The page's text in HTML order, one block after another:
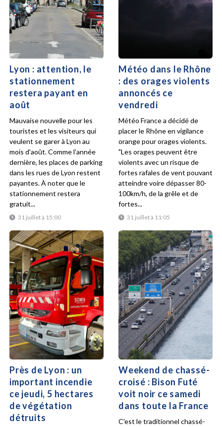
Lyon : attention, le
stationnement
restera payant en
août
31 juillet à 15:00
Mauvaise nouvelle pour les
touristes et les visiteurs qui
veulent se garer à Lyon au
mois d'août. Comme l'année
dernière, les places de parking
dans les rues de Lyon restent
payantes. À noter que le
stationnement restera
gratuit...
Météo dans le Rhône
: des orages violents
annoncés ce
vendredi
31 juillet à 11:05
Météo France a décidé de
placer le Rhône en vigilance
orange pour orages violents.
"Les orages peuvent être
violents avec un risque de
fortes rafales de vent pouvant
atteindre voire dépasser 80-
100km/h, de la grêle et de
fortes...
Près de Lyon : un
important incendie
ce jeudi, 5 hectares
de végétation
détruits
Weekend de chassé-
croisé : Bison Futé
voit noir ce samedi
dans toute la France
C'est le traditionnel chassé-